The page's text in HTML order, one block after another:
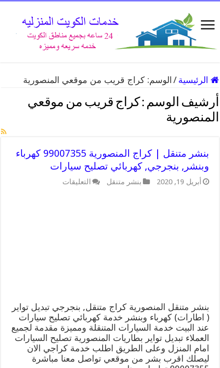
الرئيسية / الوسم:كراج قريب من موقعي المنصورية
أرشيف الوسم : كراج قريب من موقعي
المنصورية
بنشر متنقل | كراج المنصورية 99007355 كهرباء
وبنشر, بنجرجي, كهربائي تصليح سيارات
أبريل 19, 2020 بنشر متنقل التعليقات
بنشر متنقل المنصورية كراج متنقل, بنجرجي تبديل تواير
( اطارات) كهرباء وبنشر خدمة كهربائي تصليح سيارات
عند البيت خدمة السيارات المتنقلة ومميزة مقدمة لجميع
العملاء تبديل تواير بطاريات المنصورية تصليح السيارات
امام المنزل وعلى الطريق اطلب خدمة كراجي الان
ليصلك اقرب بشر من موقعي تواصل معنا مباشرة